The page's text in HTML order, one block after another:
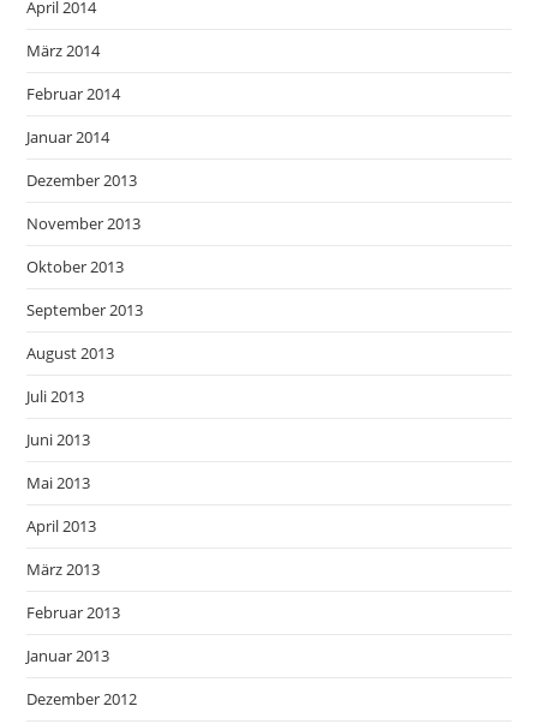
April 2014
März 2014
Februar 2014
Januar 2014
Dezember 2013
November 2013
Oktober 2013
September 2013
August 2013
Juli 2013
Juni 2013
Mai 2013
April 2013
März 2013
Februar 2013
Januar 2013
Dezember 2012